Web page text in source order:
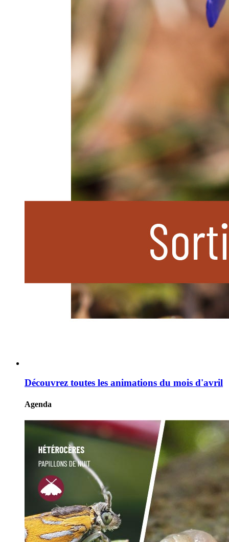
Découvrez toutes les animations du mois d'avril
Agenda